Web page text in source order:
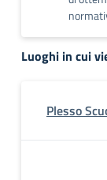
Luoghi in cui
Plesso